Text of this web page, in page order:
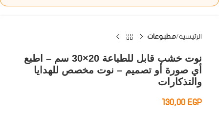
الرئيسية مطبوعات
نوت خشب قابل للطباعة 20×30 سم – اطبع
أي صورة أو تصميم – نوت مخصص للهدايا
والتذكارات
130,00 EGP